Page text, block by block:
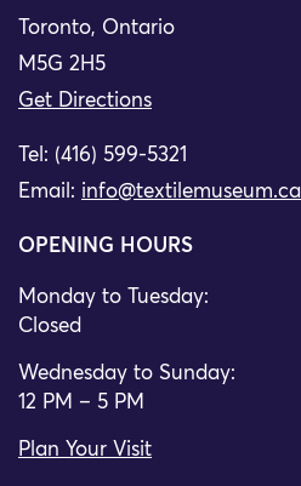
Toronto, Ontario
M5G 2H5
Get Directions
Tel: (416) 599-5321
Email: info@textilemuseum.ca
OPENING HOURS
Monday to Tuesday:
Closed
Wednesday to Sunday:
12 PM – 5 PM
Plan Your Visit